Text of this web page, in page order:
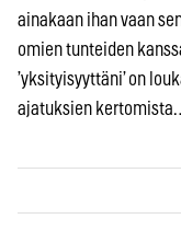
ainakaan ihan vaan
omien tunteiden
’yksityisyyttäni’ on
ajatuksien